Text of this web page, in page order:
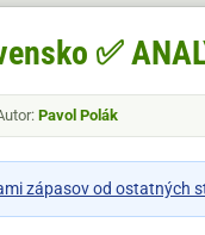
✅
Pavol Polák
zápasov od ostatných